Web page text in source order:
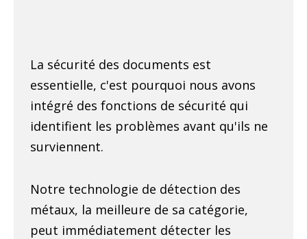
La sécurité des documents est
essentielle, c'est pourquoi nous avons
intégré des fonctions de sécurité qui
identifient les problèmes avant qu'ils ne
surviennent.
Notre technologie de détection des
métaux, la meilleure de sa catégorie,
peut immédiatement détecter les